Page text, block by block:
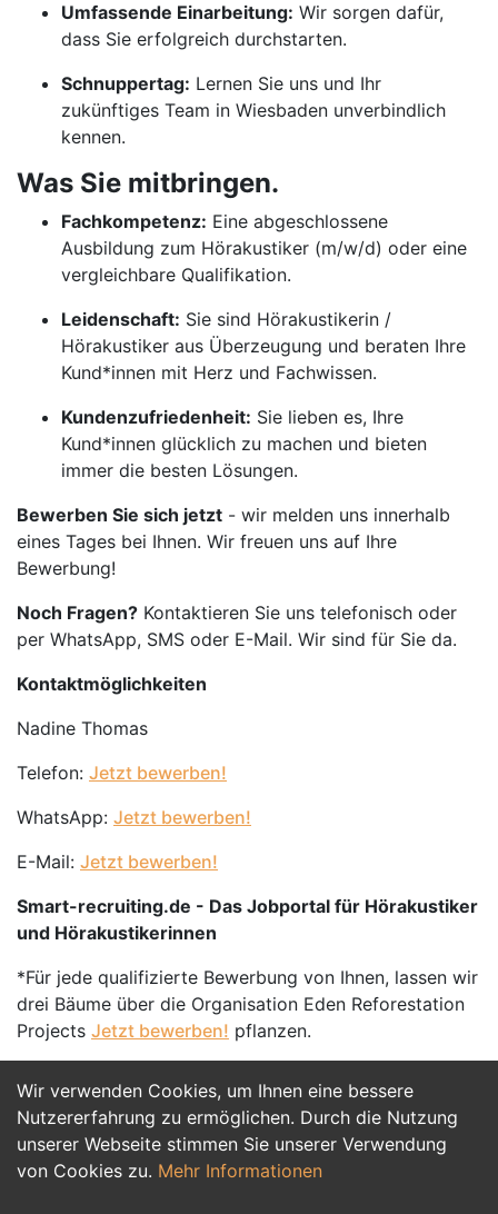
Wir verwenden Cookies, um Ihnen eine bessere
Nutzererfahrung zu ermöglichen. Durch die Nutzung
unserer Webseite stimmen Sie unserer Verwendung
von Cookies zu. Mehr Informationen
Umfassende Einarbeitung: Wir sorgen dafür,
dass Sie erfolgreich durchstarten.
Schnuppertag: Lernen Sie uns und Ihr
zukünftiges Team in Wiesbaden unverbindlich
kennen.
Was Sie mitbringen.
Fachkompetenz: Eine abgeschlossene
Ausbildung zum Hörakustiker (m/w/d) oder eine
vergleichbare Qualifikation.
Leidenschaft: Sie sind Hörakustikerin /
Hörakustiker aus Überzeugung und beraten Ihre
Kund*innen mit Herz und Fachwissen.
Kundenzufriedenheit: Sie lieben es, Ihre
Kund*innen glücklich zu machen und bieten
immer die besten Lösungen.
Bewerben Sie sich jetzt - wir melden uns innerhalb
eines Tages bei Ihnen. Wir freuen uns auf Ihre
Bewerbung!
Noch Fragen? Kontaktieren Sie uns telefonisch oder
per WhatsApp, SMS oder E-Mail. Wir sind für Sie da.
Kontaktmöglichkeiten
Nadine Thomas
Telefon: Jetzt bewerben!
WhatsApp: Jetzt bewerben!
E-Mail: Jetzt bewerben!
Smart-recruiting.de - Das Jobportal für Hörakustiker
und Hörakustikerinnen
*Für jede qualifizierte Bewerbung von Ihnen, lassen wir
drei Bäume über die Organisation Eden Reforestation
Projects Jetzt bewerben! pflanzen.
Jetzt Bewerben